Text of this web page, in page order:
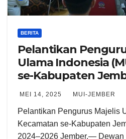
BERITA
Pelantikan
Ulama Indonesia
se-Kabupaten
MEI 14, 2025 MUI-JEMBER
Pelantikan Pengurus Majelis
Kecamatan se-Kabupaten
2024–2026 Jember,—